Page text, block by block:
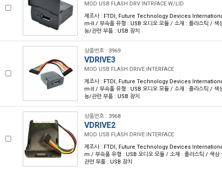
MOD USB FLASH DRV INTRFACE W/LID
제조사 : FTDI, Future Technology Devices
m-II / 부속품 유형 : USB 오디오 모듈 / 소재 : 플라스틱 / 색
능/관련 부품 : USB 장치
상품번호 : 3969
VDRIVE3
MOD USB FLASH DRIVE INTERFACE
제조사 : FTDI, Future Technology Devices
m-II / 부속품 유형 : USB 오디오 모듈 / 소재 : 플라스틱 / 색
능/관련 부품 : USB 장치
상품번호 : 3968
VDRIVE2
MOD USB FLASH DRIVE INTERFACE
제조사 : FTDI, Future Technology Devices
m / 부속품 유형 : USB 오디오 모듈 / 소재 : 플라스틱 / 색상
관련 부품 : USB 장치